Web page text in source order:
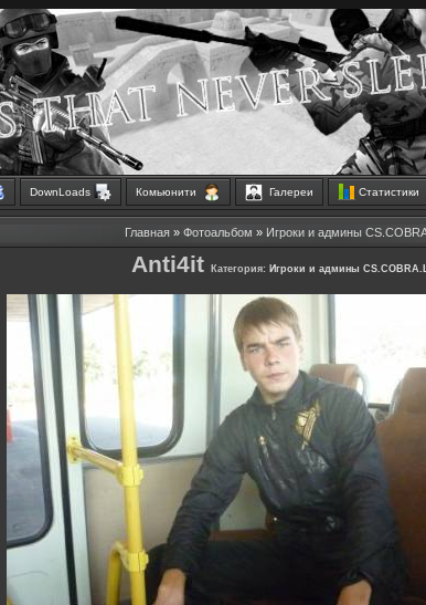
DownLoads Комьюнити Галереи Статистики
Главная » Фотоальбом » Игроки и админы
Anti4it Категория: Игроки и админы